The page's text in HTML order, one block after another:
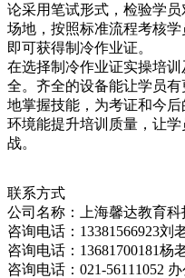
论采用笔试形式，检验学
场地，按照标准流程考核
即可获得制冷作业证。
在选择制冷作业证实操培
全。齐全的设备能让学员
地掌握技能，为考证和今
环境能提升培训质量，让
战。
联系方式
公司名称：上海馨达教育科
咨询电话：13381566923刘
咨询电话：13681700181杨
咨询电话：021-56111052